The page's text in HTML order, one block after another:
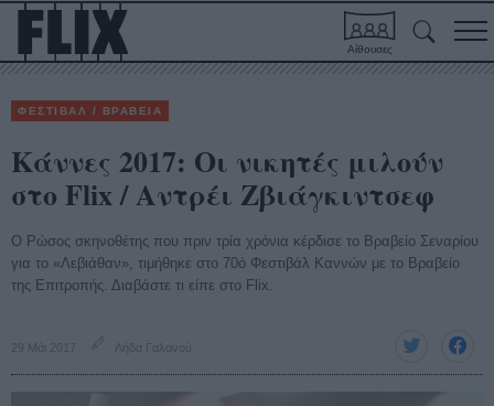
Αίθουσες
ΦΕΣΤΙΒΑΛ / ΒΡΑΒΕΙΑ
Κάννες 2017: Οι νικητές μιλούν
στο Flix / Αντρέι Ζβιάγκιντσεφ
Ο Ρώσος σκηνοθέτης που πριν τρία χρόνια κέρδισε το Βραβείο Σεναρίου
για το «Λεβιάθαν», τιμήθηκε στο 70ό Φεστιβάλ Καννών με το Βραβείο
της Επιτροπής. Διαβάστε τι είπε στο Flix.
29 Μάι 2017 Λήδα Γαλανού